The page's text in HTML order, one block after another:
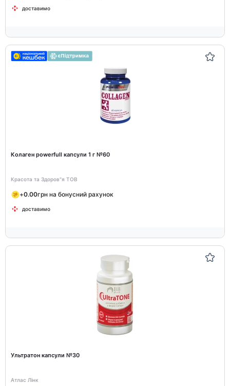
доставимо
Колаген powerfull капсули 1 г №60
Красота та Здоров"я ТОВ
+0.00грн на бонусний рахунок
доставимо
Ультратон капсули №30
Атлас Лінк